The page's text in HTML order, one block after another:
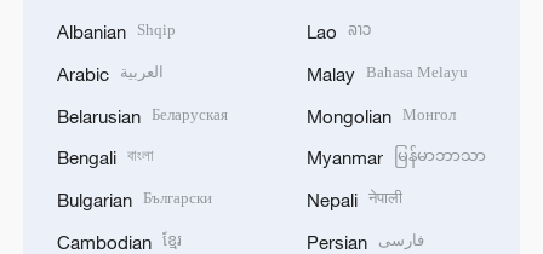
Albanian Shqip
Arabic العربية
Belarusian Беларуская
Bengali বাংলা
Bulgarian Български
Cambodian ខ្មែរ
Lao ລາວ
Malay Bahasa Melayu
Mongolian Монгол
Myanmar မြန်မာဘာသာ
Nepali नेपाली
Persian فارسی